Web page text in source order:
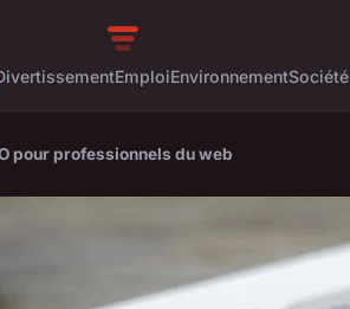
EmploiEnvironnementSociété
pour professionnels du web